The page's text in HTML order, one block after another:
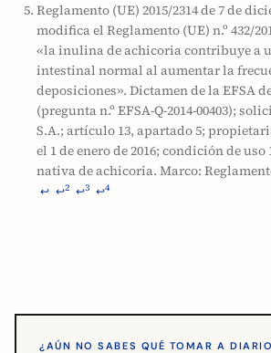
Reglamento (UE) 2015/2314 de 7 de
modifica el Reglamento (UE) n.º 432/
«la inulina de achicoria contribuye a
intestinal normal al aumentar la
deposiciones». Dictamen de la EFSA
(pregunta n.º EFSA-Q-2014-00403);
S.A.; artículo 13, apartado 5;
el 1 de enero de 2016; condición de
nativa de achicoria. Marco: Reglamento
↩ ↩2 ↩3 ↩4
¿AÚN NO SABES QUÉ TOMAR A